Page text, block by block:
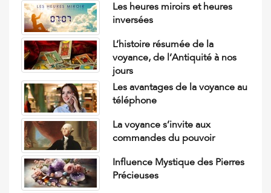
Les heures miroirs et heures
inversées
L’histoire résumée de la
voyance, de l’Antiquité à nos
jours
Les avantages de la voyance au
téléphone
La voyance s’invite aux
commandes du pouvoir
Influence Mystique des Pierres
Précieuses